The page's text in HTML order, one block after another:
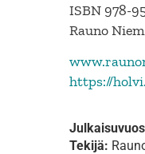
ISBN 978-
Rauno
https://
Tekijä: